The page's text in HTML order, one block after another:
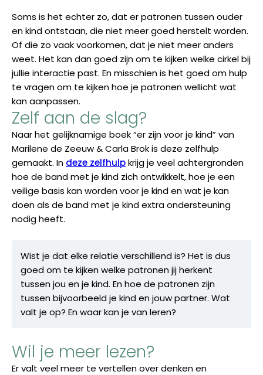
Soms is het echter zo, dat er patronen tussen ouder
en kind ontstaan, die niet meer goed herstelt worden.
Of die zo vaak voorkomen, dat je niet meer anders
weet. Het kan dan goed zijn om te kijken welke cirkel bij
jullie interactie past. En misschien is het goed om hulp
te vragen om te kijken hoe je patronen wellicht wat
kan aanpassen.
Zelf aan de slag?
Naar het gelijknamige boek “er zijn voor je kind” van
Marilene de Zeeuw & Carla Brok is deze zelfhulp
gemaakt. In deze zelfhulpkrijg je veel achtergronden
hoe de band met je kind zich ontwikkelt, hoe je een
veilige basis kan worden voor je kind en wat je kan
doen als de band met je kind extra ondersteuning
nodig heeft.
Wist je dat elke relatie verschillend is? Het is dus
goed om te kijken welke patronen jij herkent
tussen jou en je kind. En hoe de patronen zijn
tussen bijvoorbeeld je kind en jouw partner. Wat
valt je op? En waar kan je van leren?
Wil je meer lezen?
Er valt veel meer te vertellen over denken en